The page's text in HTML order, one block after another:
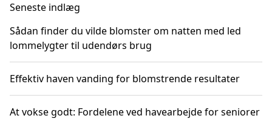
Seneste indlæg
Sådan finder du vilde blomster om natten med led
lommelygter til udendørs brug
Effektiv haven vanding for blomstrende resultater
At vokse godt: Fordelene ved havearbejde for seniorer